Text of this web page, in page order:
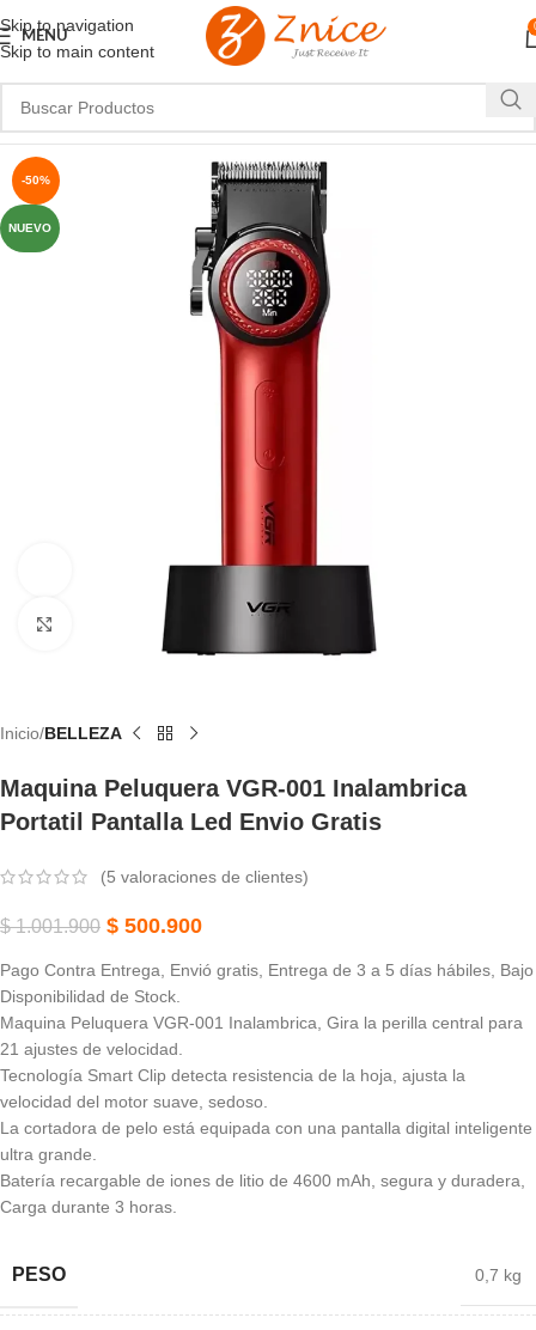
Skip to navigation
Skip to main content
MENU
-50%
NUEVO
Haga Clic Para Ampliar
Inicio BELLEZA
Maquina Peluquera VGR-001 Inalambrica
Portatil Pantalla Led Envio Gratis
(5 valoraciones de clientes)
$1.001.900 $ 500.900
Pago Contra Entrega, Envió gratis, Entrega de 3 a 5 días hábiles, Bajo
Disponibilidad de Stock.
Maquina Peluquera VGR-001 Inalambrica, Gira la perilla central para
21 ajustes de velocidad.
Tecnología Smart Clip detecta resistencia de la hoja, ajusta la
velocidad del motor suave, sedoso.
La cortadora de pelo está equipada con una pantalla digital inteligente
ultra grande.
Batería recargable de iones de litio de 4600 mAh, segura y duradera,
Carga durante 3 horas.
PESO 0,7 kg